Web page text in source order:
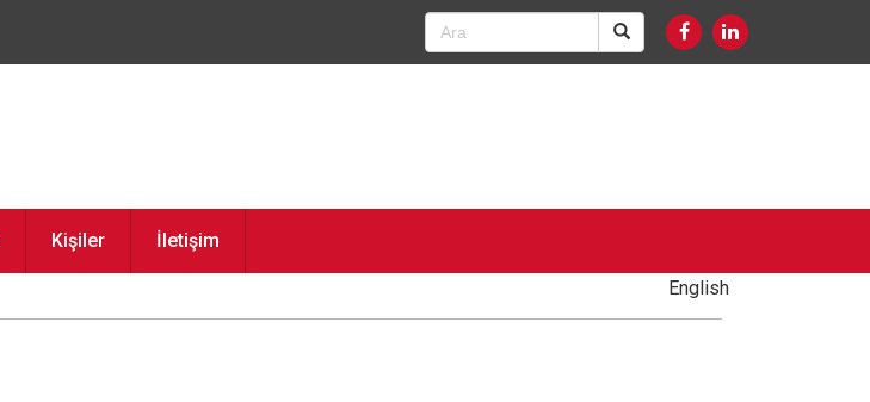
Kişiler İletişim
English